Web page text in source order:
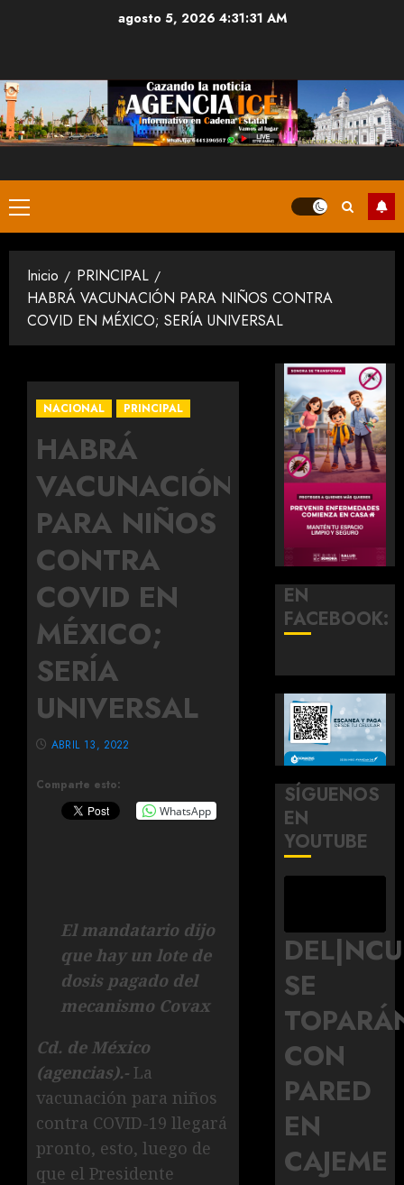
agosto 5, 2026 4:31:32 AM
Menú
principal
Inicio
PRINCIPAL
HABRÁ VACUNACIÓN PARA NIÑOS CONTRA
COVID EN MÉXICO; SERÍA UNIVERSAL
NACIONAL PRINCIPAL
HABRÁ
VACUNACIÓN
PARA NIÑOS
CONTRA
COVID EN
MÉXICO;
SERÍA
UNIVERSAL
Comparte esto:
WhatsApp
ABRIL 13, 2022
El mandatario dijo
que hay un lote de
dosis pagado del
mecanismo Covax
Cd. de México
(agencias).- La
vacunación para niños
contra COVID-19 llegará
pronto, esto, luego de
que el Presidente
EN
FACEBOOK:
SÍGUENOS
EN
YOUTUBE
SE
CON
PARED
EN
CAJEME